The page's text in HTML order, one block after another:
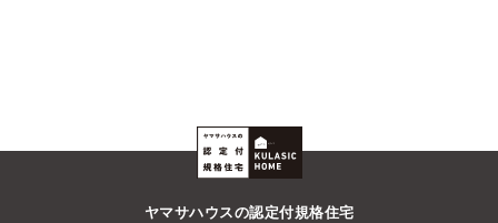
ヤマサハウスの認定付規格住宅